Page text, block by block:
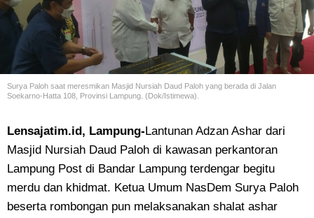
Surya Paloh saat meresmikan Masjid Nursiah Daud Paloh yang berada di Jalan
Soekarno-Hatta 108, Provinsi Lampung. (Dok/Istimewa).
Lensajatim.id, Lampung-Lantunan Adzan Ashar dari
Masjid Nursiah Daud Paloh di kawasan perkantoran
Lampung Post di Bandar Lampung terdengar begitu
merdu dan khidmat. Ketua Umum NasDem Surya Paloh
beserta rombongan pun melaksanakan shalat ashar